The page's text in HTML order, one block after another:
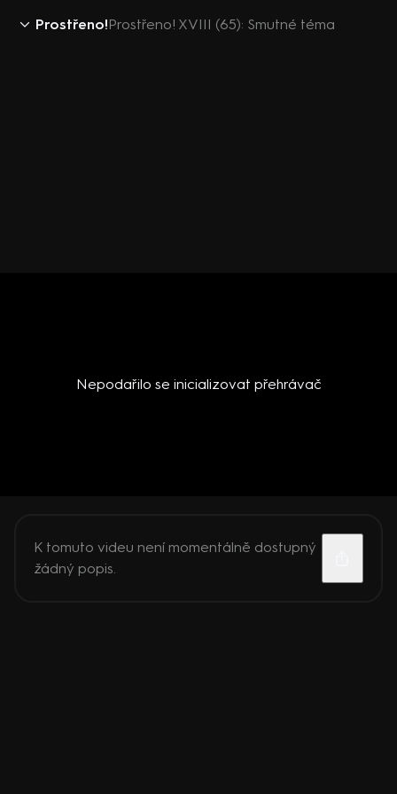
Prostřeno!Prostřeno! XVIII (65): Smutné téma
Nepodařilo se inicializovat přehrávač
K tomuto videu není momentálně dostupný
žádný popis.